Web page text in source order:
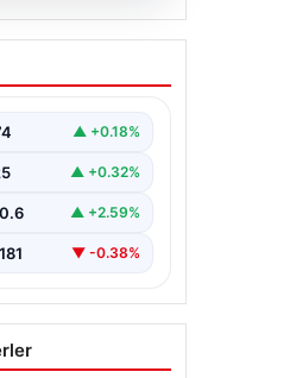
ne
2026
▲ +0.18%
▲ +0.32%
▲ +2.59%
▼ -0.38%